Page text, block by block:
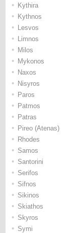
• Kythira
• Kythnos
• Lesvos
• Limnos
• Milos
• Mykonos
• Naxos
• Nisyros
• Paros
• Patmos
• Patras
• Pireo (Atenas)
• Rhodes
• Samos
• Santorini
• Serifos
• Sifnos
• Sikinos
• Skiathos
• Skyros
• Symi